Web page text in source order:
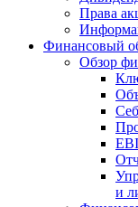
Права
Финансовый
Обзор
и